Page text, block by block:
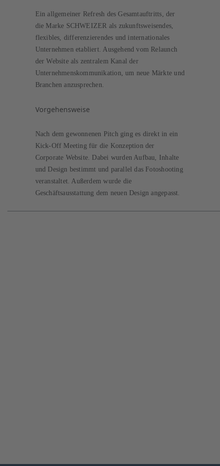
Ein allgemeiner Refresh des Gesamtauftritts, der
die Marke SCHWEIZER als zukunftsweisendes,
flexibles, differenzierendes und internationales
Unternehmen etabliert. Ausgehend vom Relaunch
der Website als zentralem Kanal der
Unternehmenskommunikation, um neue Märkte und
Branchen anzusprechen.
Vorgehensweise
Nach dem gewonnenen Pitch ging es direkt in ein
Kick-Off Meeting für die Konzeption der
Corporate Website. Dabei wurden Aufbau, Inhalte
und Design bestimmt und parallel das Fotoshooting
veranstaltet. Außerdem wurde die
Geschäftsausstattung dem neuen Design angepasst.